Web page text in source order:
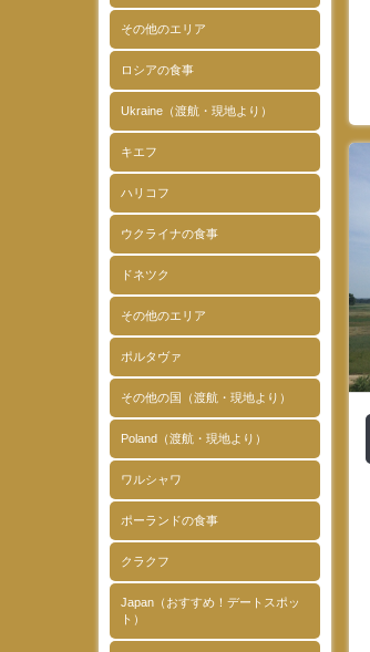
その他のエリア
ロシアの食事
Ukraine（渡航・現地より）
キエフ
ハリコフ
ウクライナの食事
ドネツク
その他のエリア
ポルタヴァ
その他の国（渡航・現地より）
Poland（渡航・現地より）
ワルシャワ
ポーランドの食事
クラクフ
Japan（おすすめ！デートスポッ
ト）